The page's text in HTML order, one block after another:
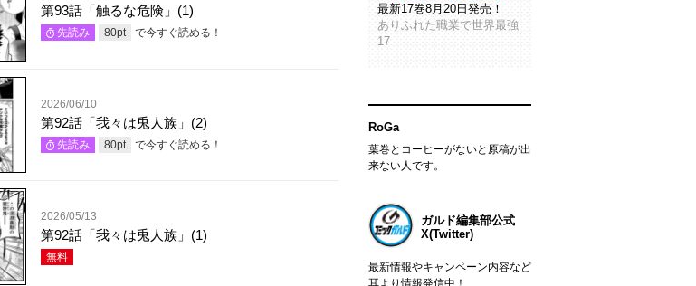
第93話「触るな危険」(1)
先読み 80pt で今すぐ読める！
2026/06/10
第92話「我々は兎人族」(2)
先読み 80pt で今すぐ読める！
2026/05/13
第92話「我々は兎人族」(1)
無料
最新17巻8月20日発売！
ありふれた職業で世界最強
17
RoGa
葉巻とコーヒーがないと原稿が出
来ない人です。
ガルド編集部公式
X(Twitter)
最新情報やキャンペーン内容など
耳より情報発信中！